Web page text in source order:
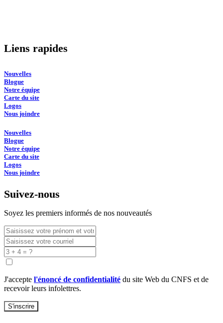
Liens rapides
Nouvelles
Blogue
Notre équipe
Carte du site
Logos
Nous joindre
Nouvelles
Blogue
Notre équipe
Carte du site
Logos
Nous joindre
Suivez-nous
Soyez les premiers informés de nos nouveautés
J'accepte l'énoncé de confidentialité du site Web du CNFS et de
recevoir leurs infolettres.
S'inscrire